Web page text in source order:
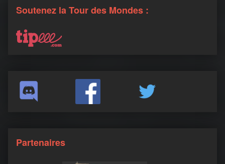
Soutenez la Tour des Mondes :
Partenaires